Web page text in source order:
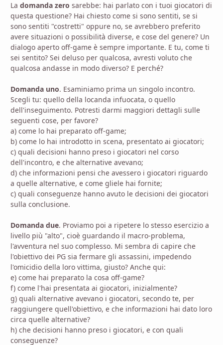
La domanda zero sarebbe: hai parlato con i tuoi giocatori di
questa questione? Hai chiesto come si sono sentiti, se si
sono sentiti "costretti" oppure no, se avrebbero preferito
avere situazioni o possibilità diverse, e cose del genere? Un
dialogo aperto off-game è sempre importante. E tu, come ti
sei sentito? Sei deluso per qualcosa, avresti voluto che
qualcosa andasse in modo diverso? E perché?
Domanda uno. Esaminiamo prima un singolo incontro.
Scegli tu: quello della locanda infuocata, o quello
dell'inseguimento. Potresti darmi maggiori dettagli sulle
seguenti cose, per favore?
a) come lo hai preparato off-game;
b) come lo hai introdotto in scena, presentato ai giocatori;
c) quali decisioni hanno preso i giocatori nel corso
dell'incontro, e che alternative avevano;
d) che informazioni pensi che avessero i giocatori riguardo
a quelle alternative, e come gliele hai fornite;
c) quali conseguenze hanno avuto le decisioni dei giocatori
sulla conclusione.
Domanda due. Proviamo poi a ripetere lo stesso esercizio a
livello più "alto", cioè guardando il macro-problema,
l'avventura nel suo complesso. Mi sembra di capire che
l'obiettivo dei PG sia fermare gli assassini, impedendo
l'omicidio della loro vittima, giusto? Anche qui:
e) come hai preparato la cosa off-game?
f) come l'hai presentata ai giocatori, inizialmente?
g) quali alternative avevano i giocatori, secondo te, per
raggiungere quell'obiettivo, e che informazioni hai dato loro
circa quelle alternative?
h) che decisioni hanno preso i giocatori, e con quali
conseguenze?